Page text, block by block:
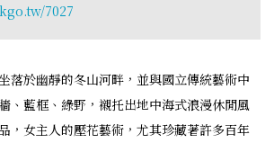
7027
落於幽靜的冬山河畔，並與國立傳統藝術中
、藍框、綠野，襯托出地中海式浪漫休閒風
，女主人的壓花藝術，尤其珍藏著許多百年